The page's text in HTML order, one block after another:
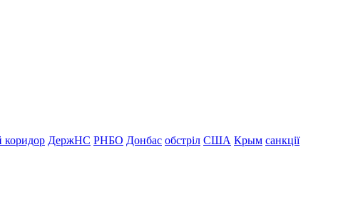
коридор ДержНС РНБО Донбас обстріл США Крым санкції